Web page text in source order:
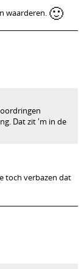
waarderen. 🙂
Dat zit 'm in de
toch verbazen dat